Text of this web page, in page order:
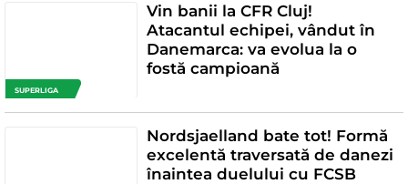
SUPERLIGA
Vin banii la CFR Cluj!
Atacantul echipei, vândut în
Danemarca: va evolua la o
fostă campioană
Nordsjaelland bate tot! Formă
excelentă traversată de danezi
înaintea duelului cu FCSB